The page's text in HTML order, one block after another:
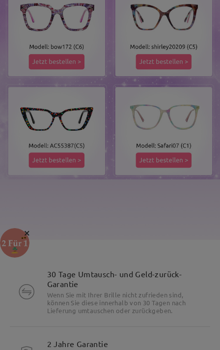
30 Tage Umtausch- und Geld-zurück-
Garantie
Wenn Sie mit Ihrer Brille nicht zufrieden sind,
können Sie diese innerhalb von 30 Tagen nach
Lieferung umtauschen oder zurückgeben.
2 Jahre Garantie
×